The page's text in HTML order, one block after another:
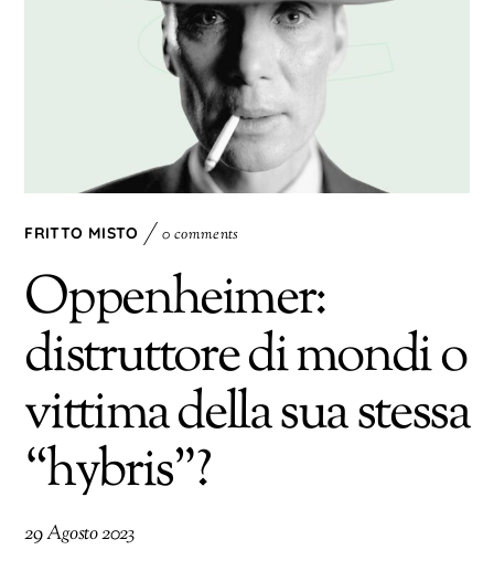
FRITTO MISTO 0 comments
Oppenheimer:
distruttore di mondi o
vittima della sua stessa
“hybris”?
29 Agosto 2023